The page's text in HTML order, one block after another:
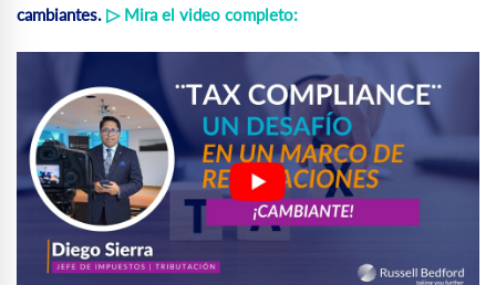
cambiantes. ▷ Mira el video completo: